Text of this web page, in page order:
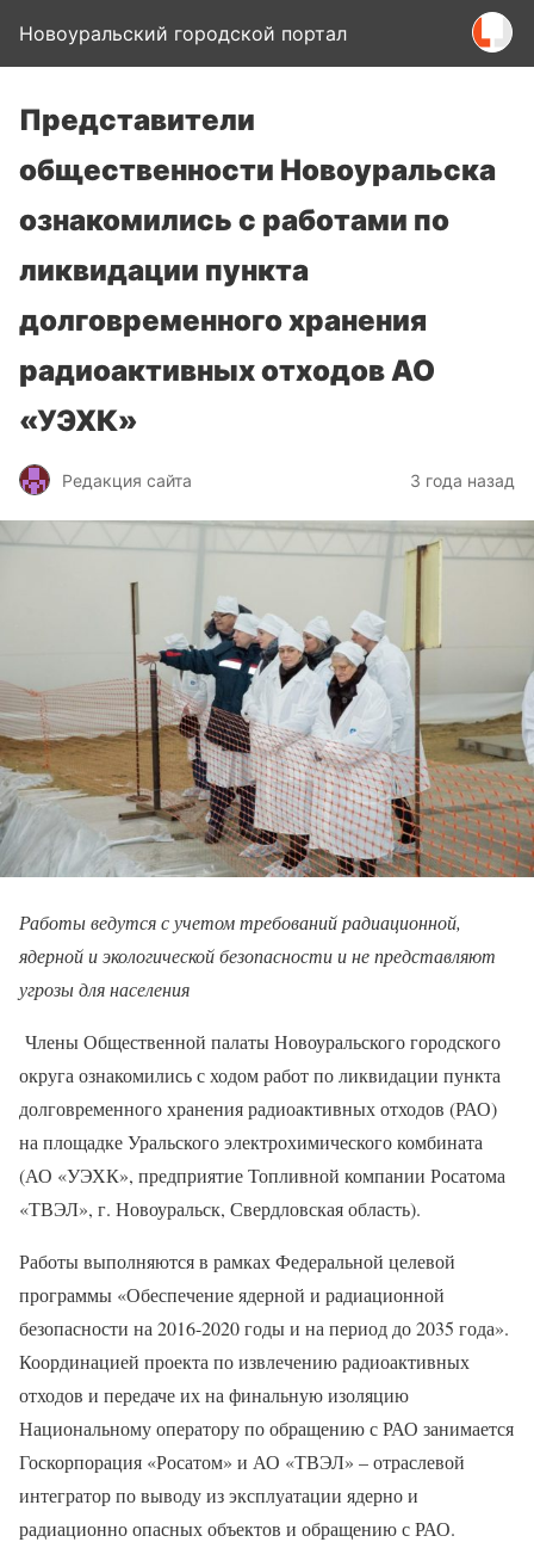
Новоуральский городской портал
Представители
общественности Новоуральска
ознакомились с работами по
ликвидации пункта
долговременного хранения
радиоактивных отходов АО
«УЭХК»
Редакция сайта 3 года назад
Работы ведутся с учетом требований радиационной,
ядерной и экологической безопасности и не представляют
угрозы для населения
Члены Общественной палаты Новоуральского городского
округа ознакомились с ходом работ по ликвидации пункта
долговременного хранения радиоактивных отходов (РАО)
на площадке Уральского электрохимического комбината
(АО «УЭХК», предприятие Топливной компании Росатома
«ТВЭЛ», г. Новоуральск, Свердловская область).
Работы выполняются в рамках Федеральной целевой
программы «Обеспечение ядерной и радиационной
безопасности на 2016-2020 годы и на период до 2035 года».
Координацией проекта по извлечению радиоактивных
отходов и передаче их на финальную изоляцию
Национальному оператору по обращению с РАО занимается
Госкорпорация «Росатом» и АО «ТВЭЛ» – отраслевой
интегратор по выводу из эксплуатации ядерно и
радиационно опасных объектов и обращению с РАО.